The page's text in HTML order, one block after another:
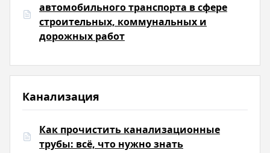
автомобильного транспорта в сфере
строительных, коммунальных и
дорожных работ
Канализация
Как прочистить канализационные
трубы: всё, что нужно знать